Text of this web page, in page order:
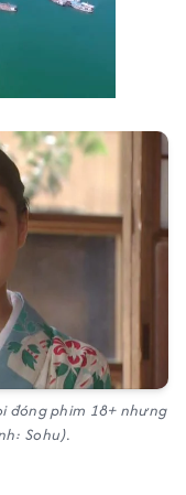
đóng phim 18+ nhưng
Sohu).